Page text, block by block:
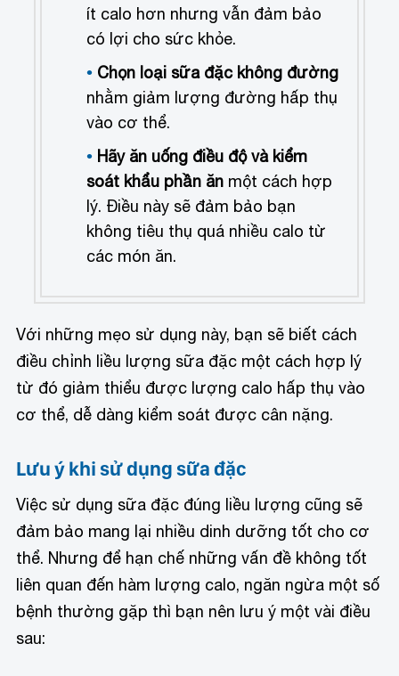
ít calo hơn nhưng vẫn đảm bảo
có lợi cho sức khỏe.
Chọn loại sữa đặc không đường
nhằm giảm lượng đường hấp thụ
vào cơ thể.
Hãy ăn uống điều độ và kiểm
soát khẩu phần ăn một cách hợp
lý. Điều này sẽ đảm bảo bạn
không tiêu thụ quá nhiều calo từ
các món ăn.
Với những mẹo sử dụng này, bạn sẽ biết cách
điều chỉnh liều lượng sữa đặc một cách hợp lý
từ đó giảm thiểu được lượng calo hấp thụ vào
cơ thể, dễ dàng kiểm soát được cân nặng.
Lưu ý khi sử dụng sữa đặc
Việc sử dụng sữa đặc đúng liều lượng cũng sẽ
đảm bảo mang lại nhiều dinh dưỡng tốt cho cơ
thể. Nhưng để hạn chế những vấn đề không tốt
liên quan đến hàm lượng calo, ngăn ngừa một số
bệnh thường gặp thì bạn nên lưu ý một vài điều
sau: